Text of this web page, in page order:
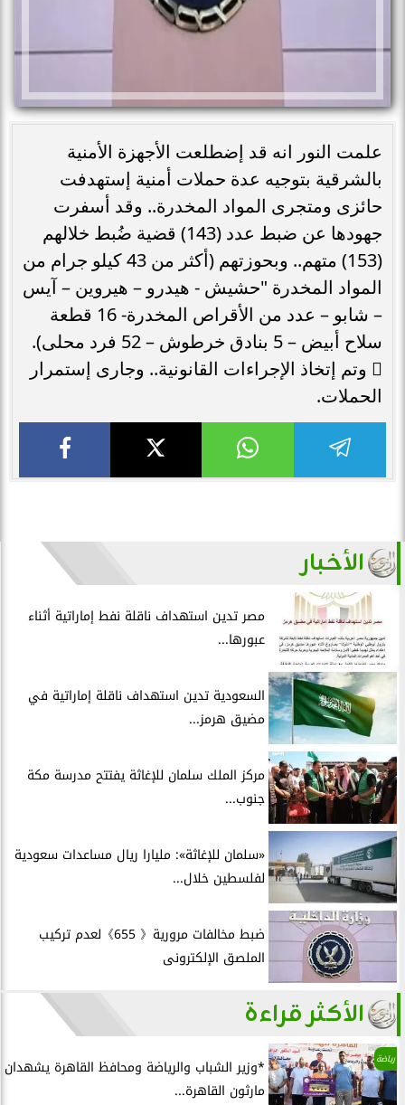
علمت النور انه قد إضطلعت الأجهزة الأمنية
بالشرقية بتوجيه عدة حملات أمنية إستهدفت
حائزى ومتجرى المواد المخدرة.. وقد أسفرت
جهودها عن ضبط عدد (143) قضية ضُبط خلالهم
(153) متهم.. وبحوزتهم (أكثر من 43 كيلو جرام من
المواد المخدرة "حشيش - هيدرو – هيروين – آيس
– شابو – عدد من الأقراص المخدرة- 16 قطعة
سلاح أبيض – 5 بنادق خرطوش – 52 فرد محلى).
 وتم إتخاذ الإجراءات القانونية.. وجارى إستمرار
الحملات.
الأخبار
مصر تدين استهداف ناقلة نفط إماراتية أثناء
عبورها...
السعودية تدين استهداف ناقلة إماراتية في
مضيق هرمز...
مركز الملك سلمان للإغاثة يفتتح مدرسة مكة
جنوب...
«سلمان للإغاثة»: مليارا ريال مساعدات سعودية
لفلسطين خلال...
ضبط مخالفات مرورية《 655》لعدم تركيب
الملصق الإلكترونى
الأكثر قراءة
رياضة
*وزير الشباب والرياضة ومحافظ القاهرة يشهدان
مارثون القاهرة...